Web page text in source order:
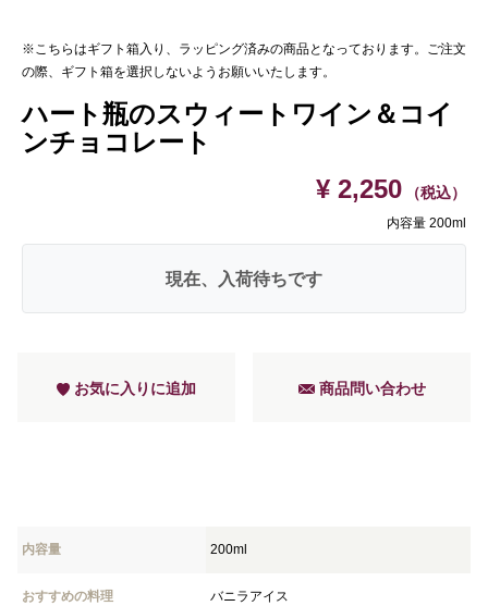
※こちらはギフト箱入り、ラッピング済みの商品となっております。ご注文
の際、ギフト箱を選択しないようお願いいたします。
ハート瓶のスウィートワイン＆コイ
ンチョコレート
¥ 2,250
（税込）
内容量 200ml
現在、入荷待ちです
お気に入りに追加 商品問い合わせ
内容量 200ml
おすすめの料理 バニラアイス